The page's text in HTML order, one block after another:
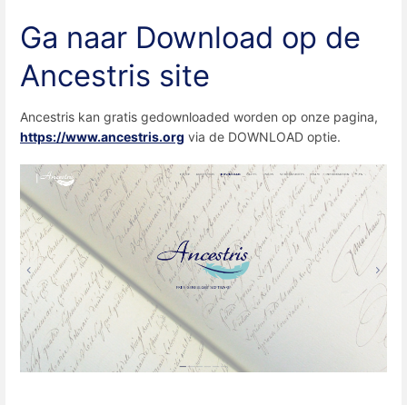
Ga naar Download op de
Ancestris site
Ancestris kan gratis gedownloaded worden op onze pagina,
https://www.ancestris.org via de DOWNLOAD optie.